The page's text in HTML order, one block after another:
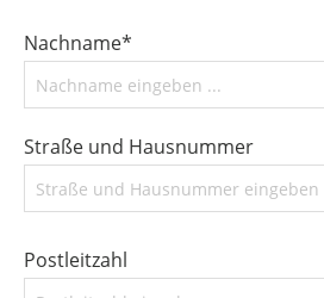
Nachname*
Straße und Hausnummer
Postleitzahl